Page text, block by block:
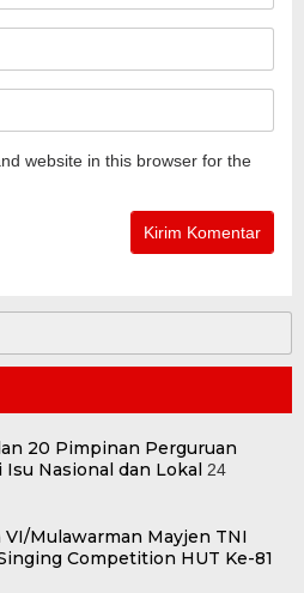
website in this browser for the
20 Pimpinan Perguruan
Nasional dan Lokal 24
VI/Mulawarman Mayjen TNI
Competition HUT Ke-81